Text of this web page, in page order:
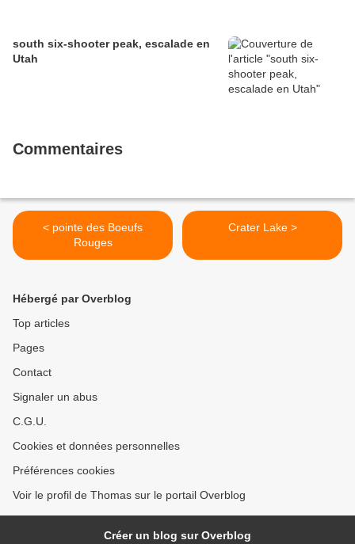
south six-shooter peak, escalade en
Utah
Commentaires
< pointe des Boeufs
Rouges
Crater Lake >
Hébergé par Overblog
Top articles
Pages
Contact
Signaler un abus
C.G.U.
Cookies et données personnelles
Préférences cookies
Voir le profil de Thomas sur le portail Overblog
Créer un blog sur Overblog